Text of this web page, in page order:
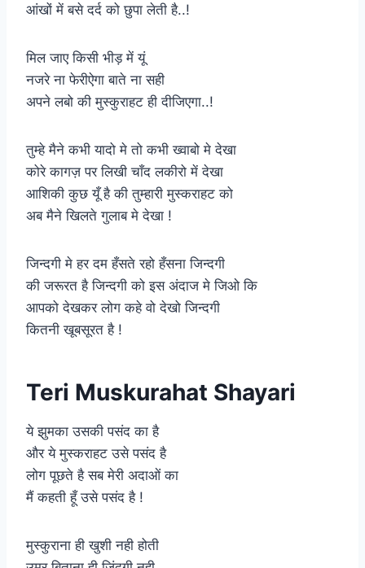
आंखों में बसे दर्द को छुपा लेती है..!
मिल जाए किसी भीड़ में यूं
नजरे ना फेरीऐगा बाते ना सही
अपने लबो की मुस्कुराहट ही दीजिएगा..!
तुम्हे मैने कभी यादो मे तो कभी ख्वाबो मे देखा
कोरे कागज़ पर लिखी चाँद लकीरो में देखा
आशिकी कुछ यूँ है की तुम्हारी मुस्कराहट को
अब मैने खिलते गुलाब मे देखा !
जिन्दगी मे हर दम हँसते रहो हँसना जिन्दगी
की जरूरत है जिन्दगी को इस अंदाज मे जिओ कि
आपको देखकर लोग कहे वो देखो जिन्दगी
कितनी खूबसूरत है !
Teri Muskurahat Shayari
ये झुमका उसकी पसंद का है
और ये मुस्कराहट उसे पसंद है
लोग पूछते है सब मेरी अदाओं का
मैं कहती हूँ उसे पसंद है !
मुस्कुराना ही खुशी नही होती